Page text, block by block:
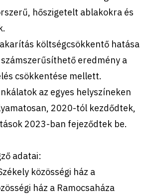
hőszigetelt ablakokra és
költségcsökkentő hatása
eredmény a
csökkentése mellett.
az egyes helyszíneken
2020-tól kezdődtek,
2023-ban fejeződtek be.
adatai:
közösségi ház a
ház a Ramocsaháza